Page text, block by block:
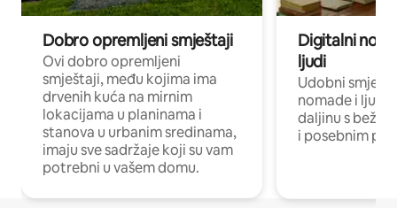
Dobro opremljeni smještaji
Ovi dobro opremljeni
smještaji, među kojima ima
drvenih kuća na mirnim
lokacijama u planinama i
stanova u urbanim sredinama,
imaju sve sadržaje koji su vam
potrebni u vašem domu.
Digitalni
ljudi
Udobni
nomade i ljude
daljinu s
i posebnim